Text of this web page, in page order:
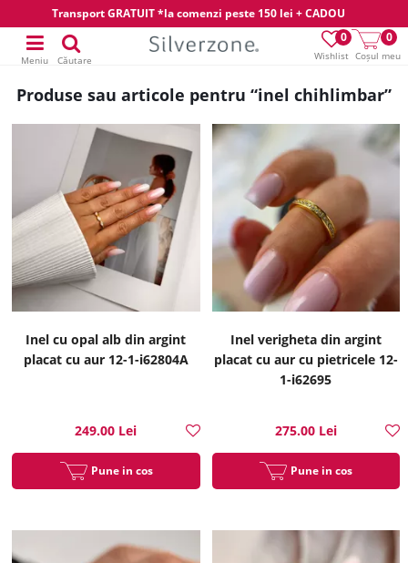
Transport GRATUIT *la comenzi peste 150 lei + CADOU
Wishlist
0
Coșul meu
0
Meniu Căutare
Produse sau articole pentru “inel chihlimbar”
Inel cu opal alb din argint
placat cu aur 12-1-i62804A
249.00 Lei
Pune in cos
Inel verigheta din argint
placat cu aur cu pietricele 12-
1-i62695
275.00 Lei
Pune in cos